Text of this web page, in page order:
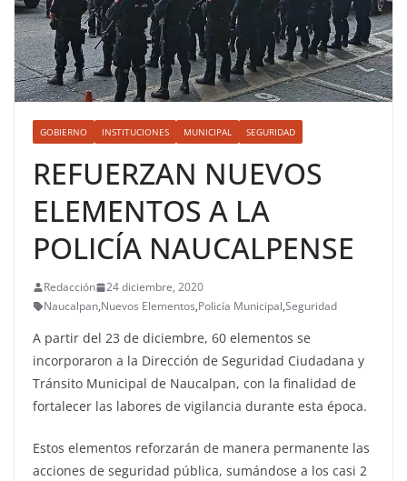
GOBIERNO INSTITUCIONES MUNICIPAL SEGURIDAD
REFUERZAN NUEVOS
ELEMENTOS A LA
POLICÍA NAUCALPENSE
Redacción
24 diciembre, 2020
Naucalpan,Nuevos Elementos,Policía Municipal,Seguridad
A partir del 23 de diciembre, 60 elementos se
incorporaron a la Dirección de Seguridad Ciudadana y
Tránsito Municipal de Naucalpan, con la finalidad de
fortalecer las labores de vigilancia durante esta época.
Estos elementos reforzarán de manera permanente las
acciones de seguridad pública, sumándose a los casi 2